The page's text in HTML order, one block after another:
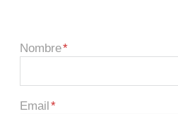
Nombre
Email